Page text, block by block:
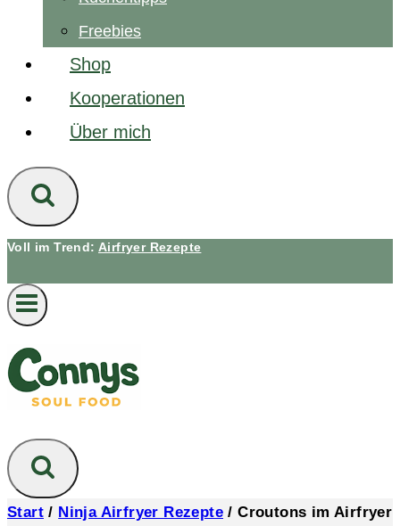
Freebies
Shop
Kooperationen
Über mich
Voll im Trend: Airfryer Rezepte
Start / Ninja Airfryer Rezepte / Croutons im Airfryer